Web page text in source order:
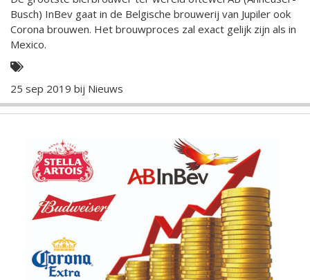
Busch) InBev gaat in de Belgische brouwerij van Jupiler ook
Corona brouwen. Het brouwproces zal exact gelijk zijn als in
Mexico.
25 sep 2019 bij Nieuws